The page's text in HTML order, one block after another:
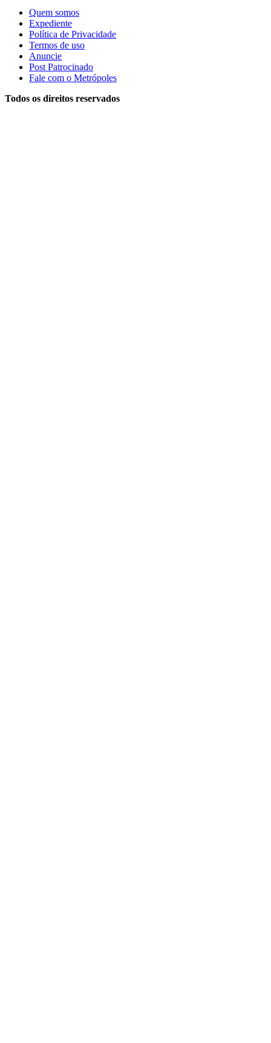
Quem somos
Expediente
Política de Privacidade
Termos de uso
Anuncie
Post Patrocinado
Fale com o Metrópoles
Todos os direitos reservados